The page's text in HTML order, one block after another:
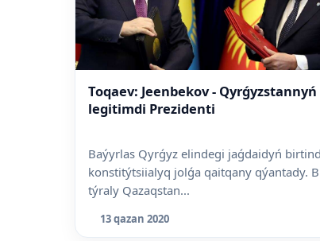
Toqaev: Jeenbekov - Qyrǵyzstannyń
legitimdi Prezidenti
Baýyrlas Qyrǵyz elindegi jaǵdaidyń
konstitýtsiialyq jolǵa qaitqany qýantady.
týraly Qazaqstan...
13 qazan 2020